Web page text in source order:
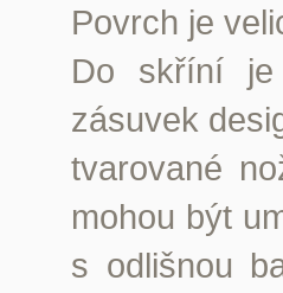
Povrch je
Do skříní je
zásuvek
tvarované
mohou být
s odlišnou